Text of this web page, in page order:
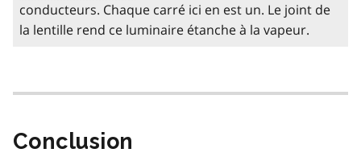
conducteurs. Chaque carré ici en est un. Le joint de
la lentille rend ce luminaire étanche à la vapeur.
Conclusion